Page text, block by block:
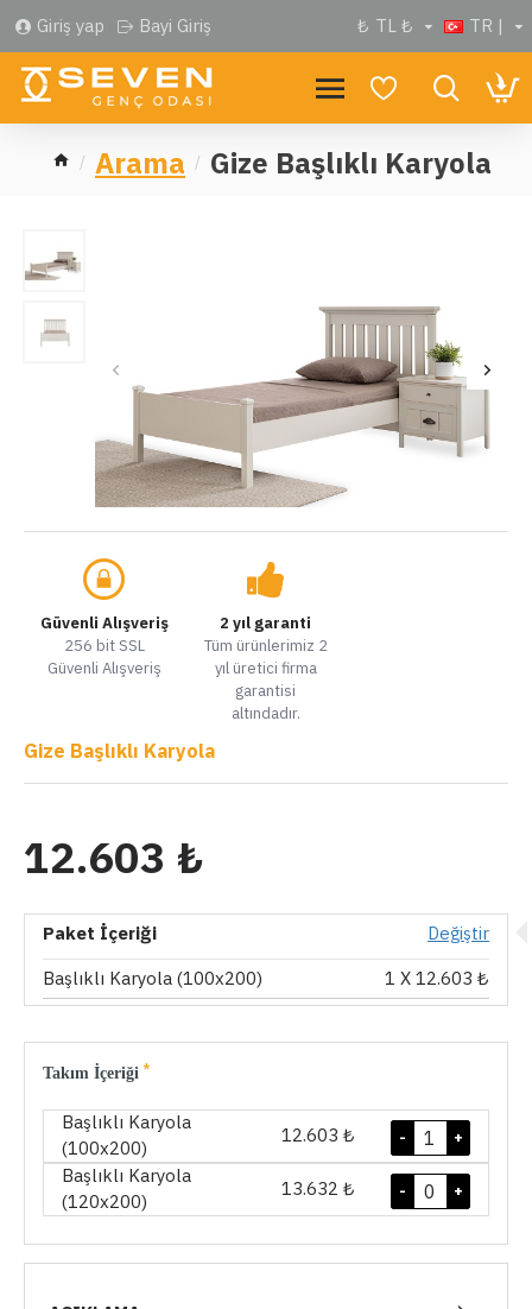
Giriş yap Bayi Giriş ₺ TL ₺ TR |
Arama Gize Başlıklı Karyola
Güvenli Alışveriş
256 bit SSL
Güvenli Alışveriş
2 yıl garanti
Tüm ürünlerimiz 2
yıl üretici firma
garantisi
altındadır.
Gize Başlıklı Karyola
12.603 ₺
Paket İçeriği
Değiştir
Başlıklı Karyola (100x200)
1 X 12.603 ₺
Takım İçeriği
Başlıklı Karyola
(100x200)
12.603 ₺ +
-
Başlıklı Karyola
(120x200)
13.632 ₺ +
-